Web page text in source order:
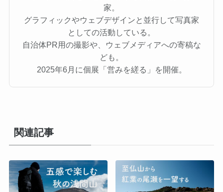
家。
グラフィックやウェブデザインと並行して写真家
としての活動している。
自治体PR用の撮影や、ウェブメディアへの寄稿な
ども。
2025年6月に個展「営みを縒る」を開催。
関連記事